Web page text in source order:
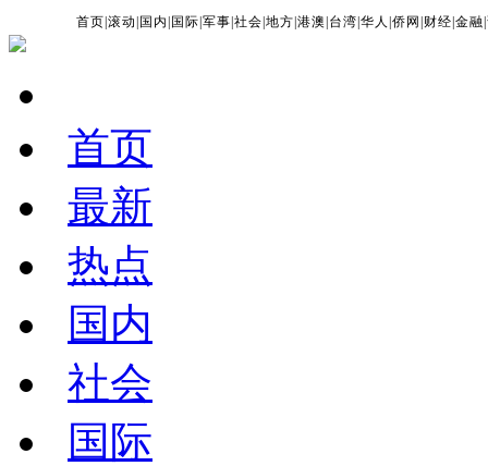
首页 |滚动 国内 国际 |军事 |社会 |地方 |港澳 台湾 |华人 |侨网 财经 |金融 |
首页
最新
热点
国内
社会
国际